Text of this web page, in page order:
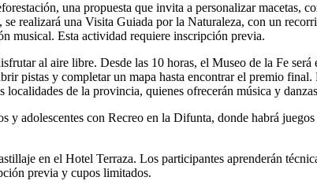
una propuesta que invita a personalizar macetas,
realizará una Visita Guiada por la Naturaleza, con un
musical. Esta actividad requiere inscripción previa.
al aire libre. Desde las 10 horas, el Museo de la Fe
pistas y completar un mapa hasta encontrar el premio
de la provincia, quienes ofrecerán música y
y adolescentes con Recreo en la Difunta, donde habrá
en el Hotel Terraza. Los participantes aprenderán
previa y cupos limitados.